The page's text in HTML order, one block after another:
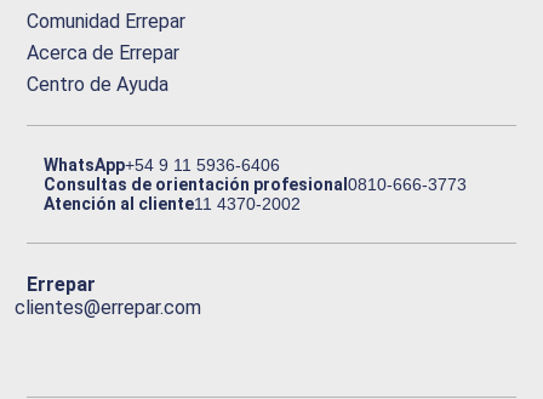
Comunidad Errepar
Acerca de Errepar
Centro de Ayuda
WhatsApp+54 9 11 5936-6406
Consultas de orientación profesional0810-666-3773
Atención al cliente11 4370-2002
Errepar
clientes@errepar.com